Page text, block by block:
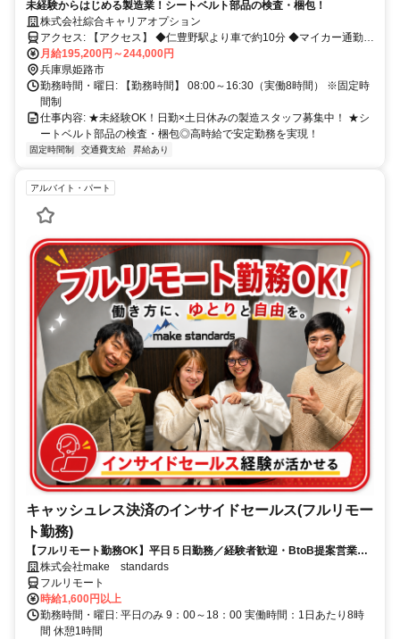
未経験からはじめる製造業！シートベルト部品の検査・梱包！
株式会社綜合キャリアオプション
アクセス: 【アクセス】 ◆仁豊野駅より車で約10分 ◆マイカー通勤
OK／無料駐車場あり
月給195,200円～244,000円
兵庫県姫路市
勤務時間・曜日: 【勤務時間】 08:00～16:30（実働8時間） ※固定時
間制
仕事内容: ★未経験OK！日勤×土日休みの製造スタッフ募集中！ ★シ
ートベルト部品の検査・梱包◎高時給で安定勤務を実現！
固定時間制 交通費支給 昇給あり
アルバイト・パート
キャッシュレス決済のインサイドセールス(フルリモー
ト勤務)
【フルリモート勤務OK】平日５日勤務／経験者歓迎・BtoB提案営業で
スキルアップ
株式会社make standards
フルリモート
時給1,600円以上
勤務時間・曜日: 平日のみ 9：00～18：00 実働時間：1日あたり8時
間 休憩1時間